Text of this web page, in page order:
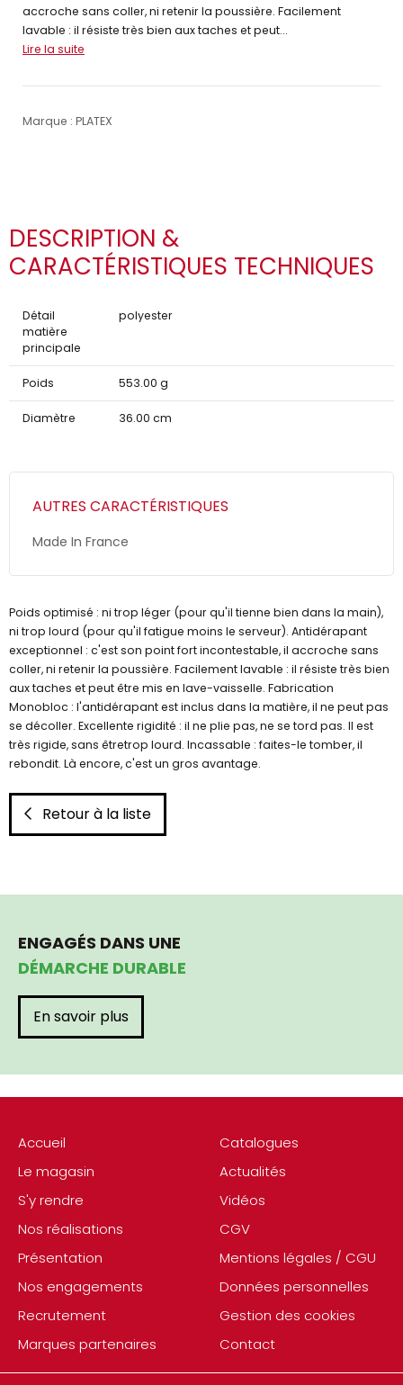
accroche sans coller, ni retenir la poussière. Facilement
lavable : il résiste très bien aux taches et peut...
Lire la suite
Marque : PLATEX
DESCRIPTION &
CARACTÉRISTIQUES TECHNIQUES
Détail
matière
principale
polyester
Poids 553.00 g
Diamètre 36.00 cm
AUTRES CARACTÉRISTIQUES
Made In France
Poids optimisé : ni trop léger (pour qu'il tienne bien dans la main),
ni trop lourd (pour qu'il fatigue moins le serveur). Antidérapant
exceptionnel : c'est son point fort incontestable, il accroche sans
coller, ni retenir la poussière. Facilement lavable : il résiste très bien
aux taches et peut être mis en lave-vaisselle. Fabrication
Monobloc : l'antidérapant est inclus dans la matière, il ne peut pas
se décoller. Excellente rigidité : il ne plie pas, ne se tord pas. Il est
très rigide, sans êtretrop lourd. Incassable : faites-le tomber, il
rebondit. Là encore, c'est un gros avantage.
Retour à la liste
Accueil
Le magasin
S'y rendre
Nos réalisations
Présentation
Nos engagements
Recrutement
Marques partenaires
Catalogues
Actualités
Vidéos
CGV
Mentions légales / CGU
Données personnelles
Gestion des cookies
Contact
ENGAGÉS DANS UNE
DÉMARCHE DURABLE
En savoir plus